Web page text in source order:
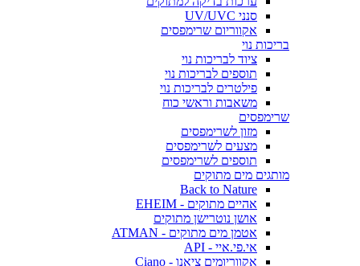
סנני UV/UVC
אקווריום שרימפסים
בריכות נוי
ציוד לבריכות נוי
תוספים לבריכות נוי
פילטרים לבריכות נוי
משאבות וראשי כוח
שרימפסים
מזון לשרימפסים
מצעים לשרימפסים
תוספים לשרימפסים
מותגים מים מתוקים
Back to Nature
אהיים מתוקים - EHEIM
אושן נוטרישן מתוקים
אטמן מים מתוקים - ATMAN
אי.פי.איי - API
אקווריומים ציאנו - Ciano